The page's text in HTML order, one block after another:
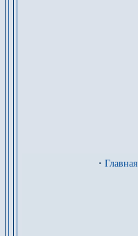
· Главная